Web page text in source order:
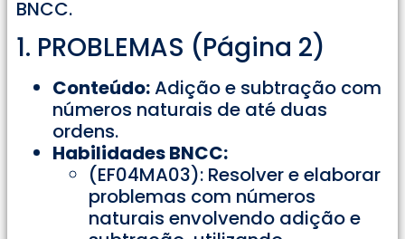
BNCC.
1. PROBLEMAS (Página 2)
Conteúdo:Adição e subtração com
números naturais de até duas
ordens.
Habilidades BNCC:
(EF04MA03): Resolver e elaborar
problemas com números
naturais envolvendo adição e